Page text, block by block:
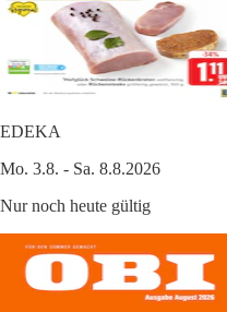
EDEKA
Mo. 3.8. - Sa. 8.8.2026
Nur noch heute gültig